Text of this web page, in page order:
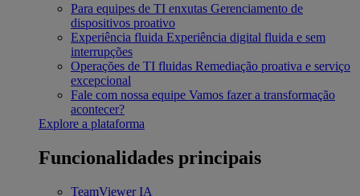
Para equipes de TI enxutas Gerenciamento de
dispositivos proativo
Experiência fluida Experiência digital fluida e sem
interrupções
Operações de TI fluidas Remediação proativa e serviço
excepcional
Fale com nossa equipe Vamos fazer a transformação
acontecer?
Explore a plataforma
Funcionalidades principais
TeamViewer IA